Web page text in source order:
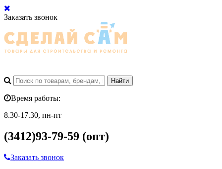
Заказать звонок
Время работы:
8.30-17.30, пн-пт
(3412)93-79-59 (опт)
Заказать звонок